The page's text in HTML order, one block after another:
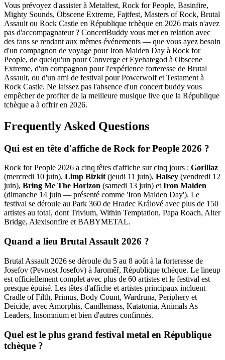
Vous prévoyez d'assister à Metalfest, Rock for People, Basinfire,
Mighty Sounds, Obscene Extreme, Fajtfest, Masters of Rock, Brutal
Assault ou Rock Castle en République tchèque en 2026 mais n'avez
pas d'accompagnateur ? ConcertBuddy vous met en relation avec
des fans se rendant aux mêmes événements — que vous ayez besoin
d'un compagnon de voyage pour Iron Maiden Day à Rock for
People, de quelqu'un pour Converge et Eyehategod à Obscene
Extreme, d'un compagnon pour l'expérience forteresse de Brutal
Assault, ou d'un ami de festival pour Powerwolf et Testament à
Rock Castle. Ne laissez pas l'absence d'un concert buddy vous
empêcher de profiter de la meilleure musique live que la République
tchèque a à offrir en 2026.
Frequently Asked Questions
Qui est en tête d'affiche de Rock for People 2026 ?
Rock for People 2026 a cinq têtes d'affiche sur cinq jours : Gorillaz
(mercredi 10 juin), Limp Bizkit(jeudi 11 juin), Halsey (vendredi 12
juin), Bring Me The Horizon (samedi 13 juin) etIron Maiden
(dimanche 14 juin — présenté comme 'Iron Maiden Day'). Le
festival se déroule au Park 360 de Hradec Králové avec plus de 150
artistes au total, dont Trivium, Within Temptation, Papa Roach, Alter
Bridge, Alexisonfire et BABYMETAL.
Quand a lieu Brutal Assault 2026 ?
Brutal Assault 2026 se déroule du 5 au 8 août à la forteresse de
Josefov (Pevnost Josefov) à Jaroměř, République tchèque. Le lineup
est officiellement complet avec plus de 60 artistes et le festival est
presque épuisé. Les têtes d'affiche et artistes principaux incluent
Cradle of Filth, Primus, Body Count, Wardruna, Periphery et
Deicide, avec Amorphis, Candlemass, Katatonia, Animals As
Leaders, Insomnium et bien d'autres confirmés.
Quel est le plus grand festival metal en République
tchèque ?